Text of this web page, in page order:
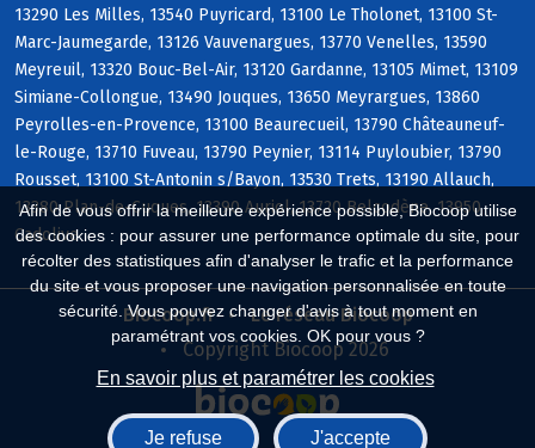
Afin de vous offrir la meilleure expérience possible, Biocoop utilise
des cookies : pour assurer une performance optimale du site, pour
récolter des statistiques afin d'analyser le trafic et la performance
du site et vous proposer une navigation personnalisée en toute
sécurité. Vous pouvez changer d'avis à tout moment en
paramétrant vos cookies. OK pour vous ?
En savoir plus et paramétrer les cookies
Je refuse J'accepte
13290 Les Milles, 13540 Puyricard, 13100 Le Tholonet, 13100 St-
Marc-Jaumegarde, 13126 Vauvenargues, 13770 Venelles, 13590
Meyreuil, 13320 Bouc-Bel-Air, 13120 Gardanne, 13105 Mimet, 13109
Simiane-Collongue, 13490 Jouques, 13650 Meyrargues, 13860
Peyrolles-en-Provence, 13100 Beaurecueil, 13790 Châteauneuf-
le-Rouge, 13710 Fuveau, 13790 Peynier, 13114 Puyloubier, 13790
Rousset, 13100 St-Antonin s/Bayon, 13530 Trets, 13190 Allauch,
13380 Plan-de-Cuques, 13390 Auriol, 13720 Belcodène, 13950
Cadolive
Biocoop.fr
Le réseau Biocoop
Copyright Biocoop 2026